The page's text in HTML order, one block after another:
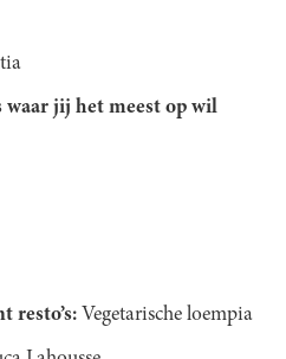
waar jij het meest op wil
resto’s: Vegetarische loempia